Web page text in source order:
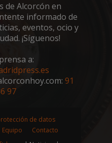
de Alcorcón en
informado de
eventos, ocio y
¡Síguenos!
a:
91
97
de datos
Equipo
Contacto